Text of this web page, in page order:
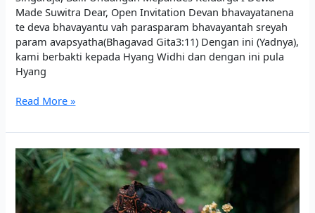
Made Suwitra Dear, Open Invitation Devan bhavayatanena
te deva bhavayantu vah parasparam bhavayantah sreyah
param avapsyatha(Bhagavad Gita3:11) Dengan ini (Yadnya),
kami berbakti kepada Hyang Widhi dan dengan ini pula
Hyang
Read More »
Okta
Adi
&
Laksmi